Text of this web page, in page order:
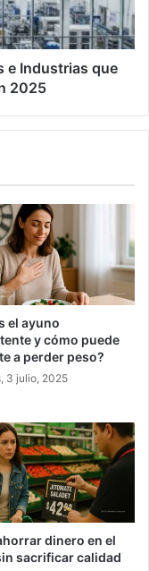
e Industrias que
2025
el ayuno
y cómo puede
a perder peso?
3 julio, 2025
dinero en el
sacrificar calidad